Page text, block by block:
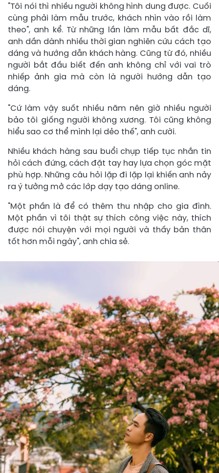
"Tôi nói thì nhiều người không hình dung được. Cuối
cùng phải làm mẫu trước, khách nhìn vào rồi làm
theo", anh kể. Từ những lần làm mẫu bất đắc dĩ,
anh dần dành nhiều thời gian nghiên cứu cách tạo
dáng và hướng dẫn khách hàng. Cũng từ đó, nhiều
người bắt đầu biết đến anh không chỉ với vai trò
nhiếp ảnh gia mà còn là người hướng dẫn tạo
dáng.
"Cứ làm vậy suốt nhiều năm nên giờ nhiều người
bảo tôi giống người không xương. Tôi cũng không
hiểu sao cơ thể mình lại dẻo thế", anh cười.
Nhiều khách hàng sau buổi chụp tiếp tục nhắn tin
hỏi cách đứng, cách đặt tay hay lựa chọn góc mặt
phù hợp. Những câu hỏi lặp đi lặp lại khiến anh nảy
ra ý tưởng mở các lớp dạy tạo dáng online.
"Một phần là để có thêm thu nhập cho gia đình.
Một phần vì tôi thật sự thích công việc này, thích
được nói chuyện với mọi người và thấy bản thân
tốt hơn mỗi ngày", anh chia sẻ.